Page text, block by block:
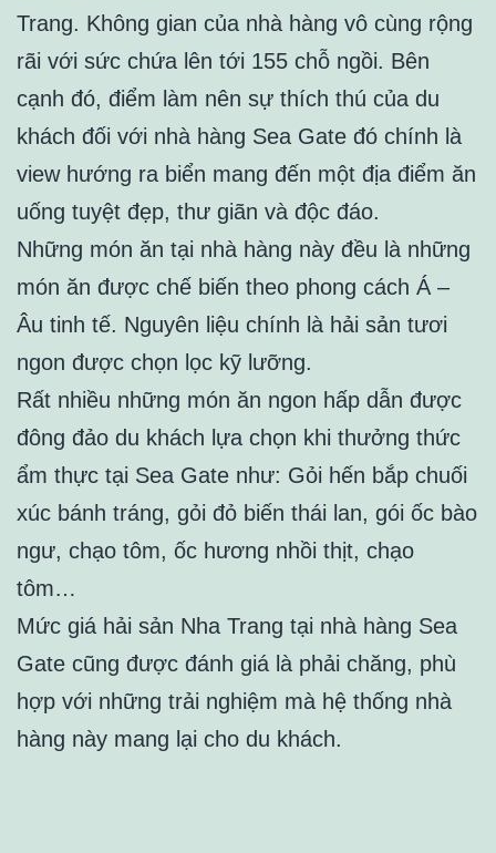
Trang. Không gian của nhà hàng vô cùng rộng
rãi với sức chứa lên tới 155 chỗ ngồi. Bên
cạnh đó, điểm làm nên sự thích thú của du
khách đối với nhà hàng Sea Gate đó chính là
view hướng ra biển mang đến một địa điểm ăn
uống tuyệt đẹp, thư giãn và độc đáo.
Những món ăn tại nhà hàng này đều là những
món ăn được chế biến theo phong cách Á –
Âu tinh tế. Nguyên liệu chính là hải sản tươi
ngon được chọn lọc kỹ lưỡng.
Rất nhiều những món ăn ngon hấp dẫn được
đông đảo du khách lựa chọn khi thưởng thức
ẩm thực tại Sea Gate như: Gỏi hến bắp chuối
xúc bánh tráng, gỏi đỏ biến thái lan, gói ốc bào
ngư, chạo tôm, ốc hương nhồi thịt, chạo
tôm…
Mức giá hải sản Nha Trang tại nhà hàng Sea
Gate cũng được đánh giá là phải chăng, phù
hợp với những trải nghiệm mà hệ thống nhà
hàng này mang lại cho du khách.